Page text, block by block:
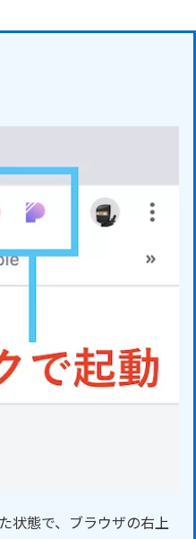
状態で、ブラウザの右上